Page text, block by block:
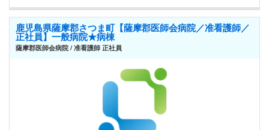
鹿児島県薩摩郡さつま町【薩摩郡医師会病院／准看護師／
正社員】一般病院★病棟
薩摩郡医師会病院 / 准看護師 正社員